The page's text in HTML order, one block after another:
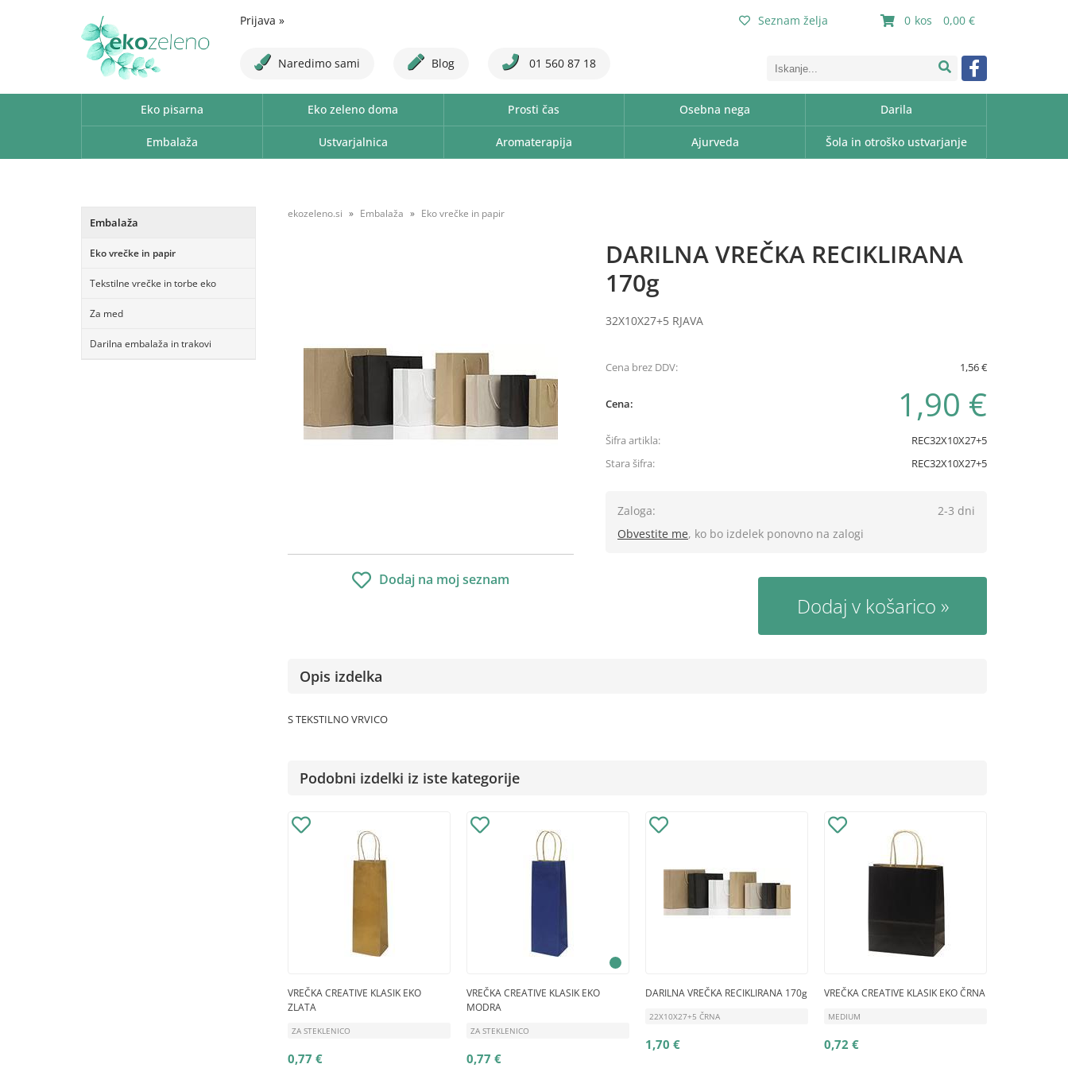
0 0,00
Prijava » Seznam želja
Naredimo sami Blog 01 560 87 18
Eko pisarna Eko zeleno doma Prosti čas Osebna nega Darila
Embalaža Ustvarjalnica Aromaterapija Ajurveda Šola in otroško ustvarjanje
Embalaža
Eko vrečke in papir
Tekstilne vrečke in torbe eko
Za med
Darilna embalaža in trakovi
ekozeleno.si Embalaža Eko vrečke in papir
DARILNA VREČKA RECIKLIRANA
170g
32X10X27+5 RJAVA
Dodaj na moj seznam
Cena brez DDV: 1,56 €
Cena: 1,90 €
Šifra artikla:
REC32X10X27+5
Stara šifra:
REC32X10X27+5
Zaloga:
2-3 dni
Obvestite me, ko bo izdelek ponovno na zalogi
Dodaj v košarico
Opis izdelka
S TEKSTILNO VRVICO
Podobni izdelki iz iste kategorije
VREČKA CREATIVE KLASIK EKO
ZLATA
ZA STEKLENICO
0,77 €
VREČKA CREATIVE KLASIK EKO
MODRA
ZA STEKLENICO
0,77 €
DARILNA VREČKA RECIKLIRANA 170g
22X10X27+5 ČRNA
1,70 €
VREČKA CREATIVE KLASIK EKO ČRNA
MEDIUM
0,72 €